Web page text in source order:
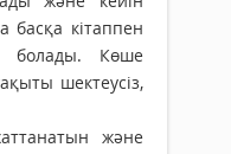
кітаппен
болады. Көше
шектеусіз,
және